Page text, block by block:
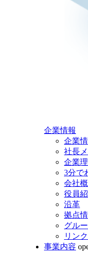
企業情報
企業
社長
企業
3分で
会社
役員
沿革
拠点
グル
リン
事業内容